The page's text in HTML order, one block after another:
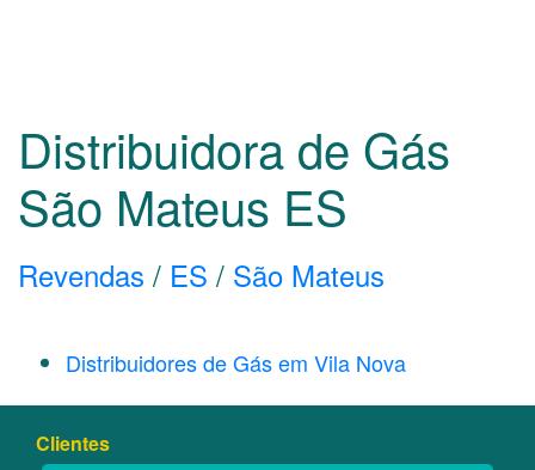
Distribuidora de Gás
São Mateus ES
Revendas / ES / São Mateus
Distribuidores de Gás em Vila Nova
Clientes